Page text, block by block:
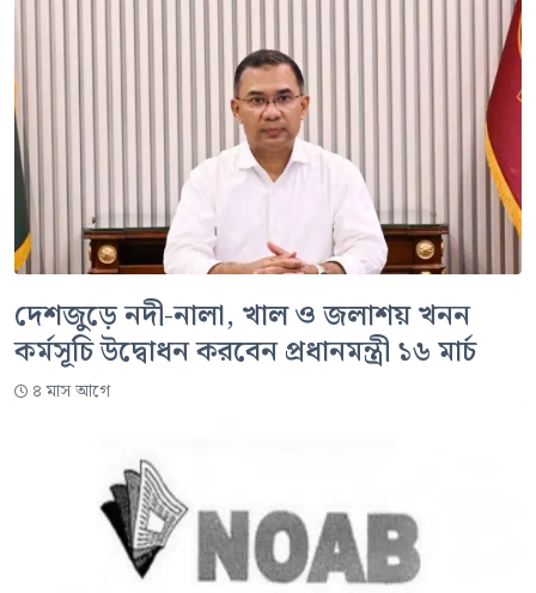
দেশজুড়ে নদী-নালা, খাল ও জলাশয় খনন
কর্মসূচি উদ্বোধন করবেন প্রধানমন্ত্রী ১৬ মার্চ
৪ মাস আগে